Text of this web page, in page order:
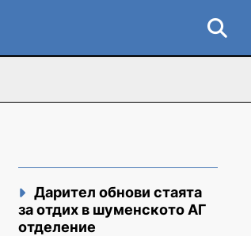
Дарител обнови стаята
за отдих в шуменското АГ
отделение